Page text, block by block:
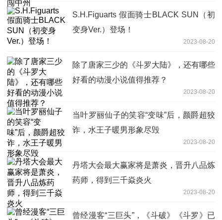
S.H.Figuarts 假面骑士BLACK SUN（初
变身Ver.）登场！
2023-08-20
除了唐家三少的《斗罗大陆》，还有哪些
好看的动漫小说值得推荐？
2023-08-20
当叶罗丽仙子的笑容“变味”后，颜爵超狡
诈，水王子暖男形象尽毁
2023-08-20
丹塔大会最大赢家将是萧炎，晋升八品炼
药师，得到三千焱炎火
2023-08-20
曾经漫客“三巨头”，《斗破》《斗罗》已